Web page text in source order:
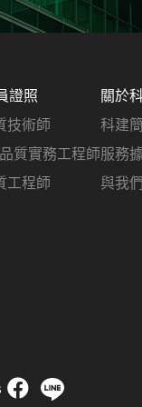
證照
技術師
質實務工程師
工程師
關於
科建
服務
與我